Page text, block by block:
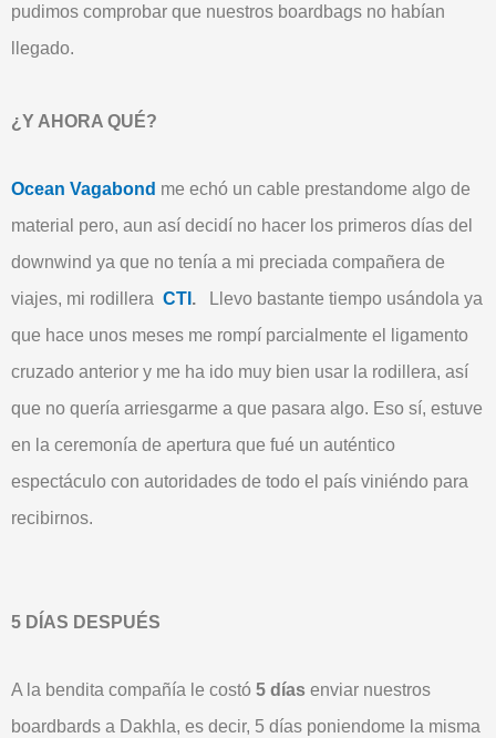
pudimos comprobar que nuestros boardbags no habían
llegado.
¿Y AHORA QUÉ?
Ocean Vagabond me echó un cable prestandome algo de
material pero, aun así decidí no hacer los primeros días del
downwind ya que no tenía a mi preciada compañera de
viajes, mi rodillera CTI .
Llevo bastante tiempo usándola ya
que hace unos meses me rompí parcialmente el ligamento
cruzado anterior y me ha ido muy bien usar la rodillera, así
que no quería arriesgarme a que pasara algo. Eso sí, estuve
en la ceremonía de apertura que fué un auténtico
espectáculo con autoridades de todo el país viniéndo para
recibirnos.
5 DÍAS DESPUÉS
A la bendita compañía le costó 5 días enviar nuestros
boardbards a Dakhla, es decir, 5 días poniendome la misma